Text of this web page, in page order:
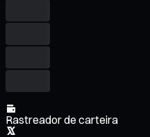
Rastreador de carteira